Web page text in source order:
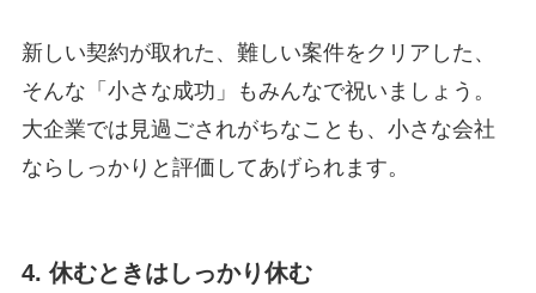
新しい契約が取れた、難しい案件をクリアした、
そんな「小さな成功」もみんなで祝いましょう。
大企業では見過ごされがちなことも、小さな会社
ならしっかりと評価してあげられます。
4. 休むときはしっかり休む